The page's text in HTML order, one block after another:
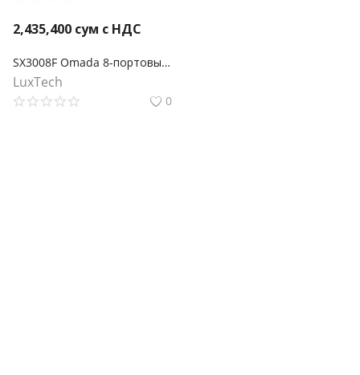
2,435,400 сум с НДС
SX3008F Omada 8-портовый 10-гигабитный управляемый SFP+ коммутатор L2+
LuxTech
0